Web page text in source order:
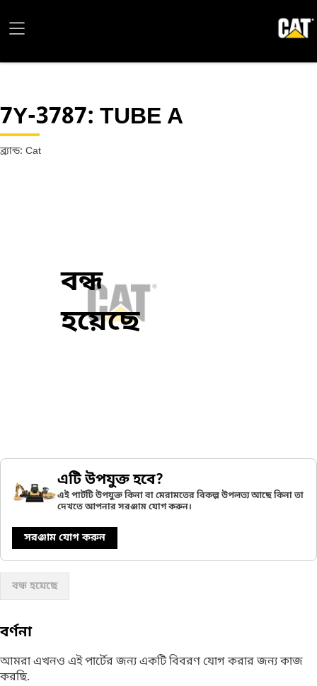
7Y-3787: TUBE A
ব্র্যান্ড: Cat
বন্ধ
হয়েছে
এটি উপযুক্ত হবে?
এই পার্টটি উপযুক্ত কিনা বা মেরামতের বিকল্প উপলভ্য আছে কিনা তা
দেখতে আপনার সরঞ্জাম যোগ করুন।
সরঞ্জাম যোগ করুন
বন্ধ হয়েছে
বর্ণনা
আমরা এখনও এই পার্টের জন্য একটি বিবরণ যোগ করার জন্য কাজ
করছি.